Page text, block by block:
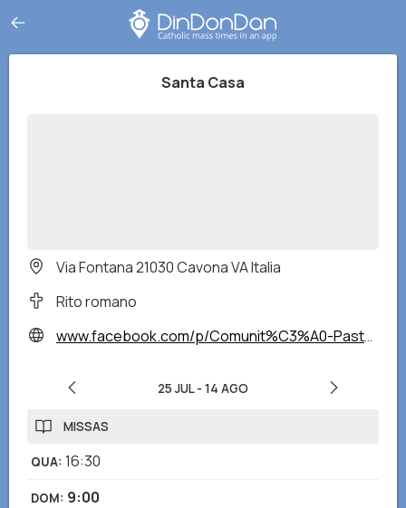
Santa Casa
Via Fontana 21030 Cavona VA Italia
Rito romano
www.facebook.com/p/Comunit%C3%A0-Pastorale-SGiovanni-Paolo-II-100064742737517/
25 JUL- 14 AGO
MISSAS
QUA: 16:30
DOM: 9:00